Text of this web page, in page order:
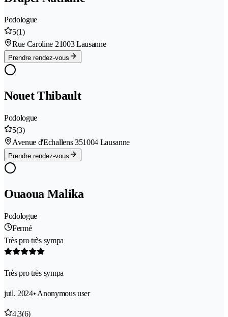
Podologue
5(1)
Rue Caroline 21003 Lausanne
Prendre rendez-vous
Nouet Thibault
Podologue
5(3)
Avenue d'Echallens 351004 Lausanne
Prendre rendez-vous
Ouaoua Malika
Podologue
Fermé
Très pro très sympa
Très pro très sympa
juil. 2024• Anonymous user
4.3(6)